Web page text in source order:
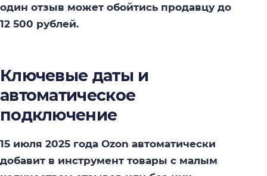
один отзыв может обойтись продавцу до
12 500 рублей.
Ключевые даты и
автоматическое
подключение
15 июля 2025 года Ozon автоматически
добавит в инструмент товары с малым